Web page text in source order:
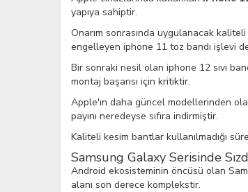
yapıya sahiptir.
Onarım sonrasında uygulanacak
engelleyen iphone 11 toz bandı işlevi
Bir sonraki nesil olan iphone 12 sıvı
montaj başarısı için kritiktir.
Apple'ın daha güncel modellerinden
payını neredeyse sıfıra indirmiştir.
Kaliteli kesim bantlar kullanılmadığı
Samsung Galaxy Serisinde
Android ekosisteminin öncüsü olan
alanı son derece komplekstir.